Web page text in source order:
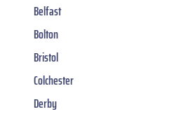
Belfast
Bolton
Bristol
Colchester
Derby